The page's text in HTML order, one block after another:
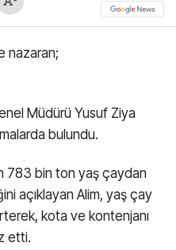
nazaran;
Müdürü Yusuf Ziya
bulundu.
783 bin ton yaş çaydan
açıklayan Alim, yaş çay
kota ve kontenjanı
etti.